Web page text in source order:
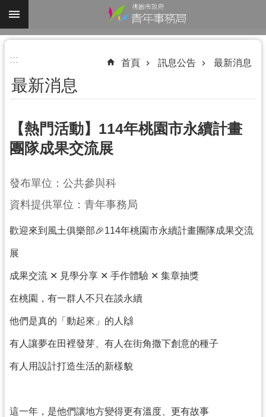
跳到主要內容區塊
進
搜
尋
認
我
們
務
資
息
公
民
::: 首頁 訊息公告 最新消息
最新消息
【熱門活動】114年桃園市永續計畫
團隊成果交流展
發布單位：公共參與科
資料提供單位：青年事務局
歡迎來到風土俱樂部🎉114年桃園市永續計畫團隊成果交流
展
成果交流 ✕ 見學分享 ✕ 手作體驗 ✕ 集章抽獎
在桃園，有一群人不只在談永續
他們是真的「動起來」的人🙌
有人讓夢在田裡發芽、有人在街角撒下創意的種子
有人用設計打造生活的新樣貌
這一年，是他們讓地方變得更有溫度、更有故事